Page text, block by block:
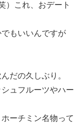
）これ、おデート
もいいんですが
だの久しぶり。
ュフルーツやハー
ーチミン名物って